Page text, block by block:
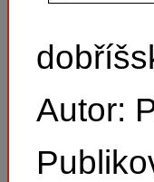
Autor: